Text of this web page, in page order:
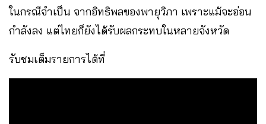
ในกรณีจำเป็น จากอิทธิพลของพายุวิภา เพราะแม้จะอ่อน
กำลังลง แต่ไทยก็ยังได้รับผลกระทบในหลายจังหวัด
รับชมเต็มรายการได้ที่